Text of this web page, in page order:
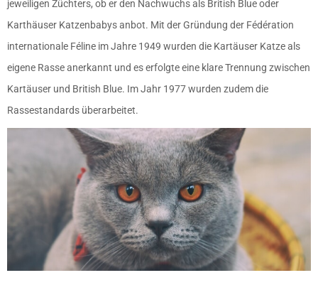
jeweiligen Züchters, ob er den Nachwuchs als British Blue oder
Karthäuser Katzenbabys anbot. Mit der Gründung der Fédération
internationale Féline im Jahre 1949 wurden die Kartäuser Katze als
eigene Rasse anerkannt und es erfolgte eine klare Trennung zwischen
Kartäuser und British Blue. Im Jahr 1977 wurden zudem die
Rassestandards überarbeitet.